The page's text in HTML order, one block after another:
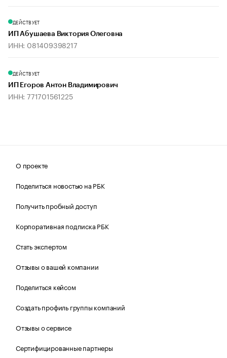
ДЕЙСТВУЕТ
ИП Абушаева Виктория Олеговна
ИНН: 081409398217
ДЕЙСТВУЕТ
ИП Егоров Антон Владимирович
ИНН: 771701561225
О проекте
Поделиться новостью на РБК
Получить пробный доступ
Корпоративная подписка РБК
Стать экспертом
Отзывы о вашей компании
Поделиться кейсом
Создать профиль группы компаний
Отзывы о сервисе
Сертифицированные партнеры